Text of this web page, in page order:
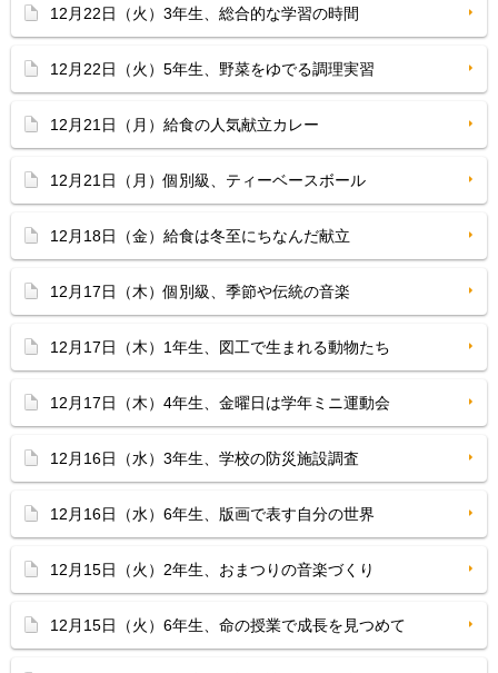
12月22日（火）3年生、総合的な学習の時間
12月22日（火）5年生、野菜をゆでる調理実習
12月21日（月）給食の人気献立カレー
12月21日（月）個別級、ティーベースボール
12月18日（金）給食は冬至にちなんだ献立
12月17日（木）個別級、季節や伝統の音楽
12月17日（木）1年生、図工で生まれる動物たち
12月17日（木）4年生、金曜日は学年ミニ運動会
12月16日（水）3年生、学校の防災施設調査
12月16日（水）6年生、版画で表す自分の世界
12月15日（火）2年生、おまつりの音楽づくり
12月15日（火）6年生、命の授業で成長を見つめて